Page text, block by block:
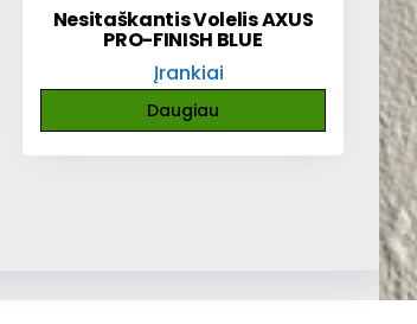
Nesitaškantis Volelis AXUS
PRO-FINISH BLUE
Įrankiai
Daugiau